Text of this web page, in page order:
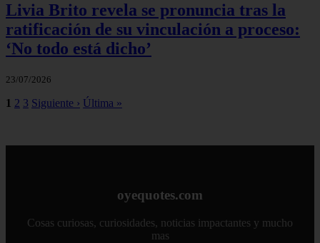
Livia Brito revela se pronuncia tras la
ratificación de su vinculación a proceso:
‘No todo está dicho’
23/07/2026
1 2 3 Siguiente › Última »
oyequotes.com
Cosas curiosas, curiosidades, noticias impactantes y mucho
mas